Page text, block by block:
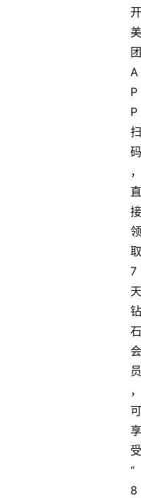
开
美
团
A
P
P
扫
码
，
直
接
领
取
7
天
钻
石
会
员
，
可
享
受
“
8